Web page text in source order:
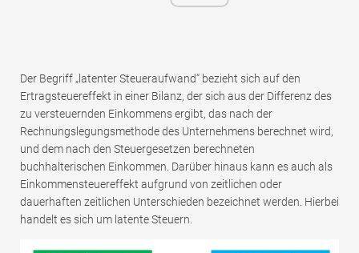
Der Begriff „latenter Steueraufwand“ bezieht sich auf den
Ertragsteuereffekt in einer Bilanz, der sich aus der Differenz des
zu versteuernden Einkommens ergibt, das nach der
Rechnungslegungsmethode des Unternehmens berechnet wird,
und dem nach den Steuergesetzen berechneten
buchhalterischen Einkommen. Darüber hinaus kann es auch als
Einkommensteuereffekt aufgrund von zeitlichen oder
dauerhaften zeitlichen Unterschieden bezeichnet werden. Hierbei
handelt es sich um latente Steuern.